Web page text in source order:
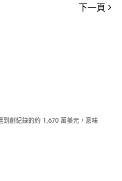
下一頁
創紀錄的約 1,670 萬美元，意味